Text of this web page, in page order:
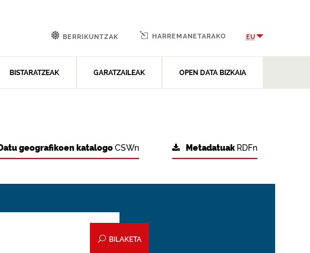
BISTARATZEAK GARATZAILEAK OPEN DATA BIZKAIA
BERRIKUNTZAK HARREMANETARAKO EU
Metadatuak RDFn
Datu geografikoen katalogoCSWn
BILAKETA